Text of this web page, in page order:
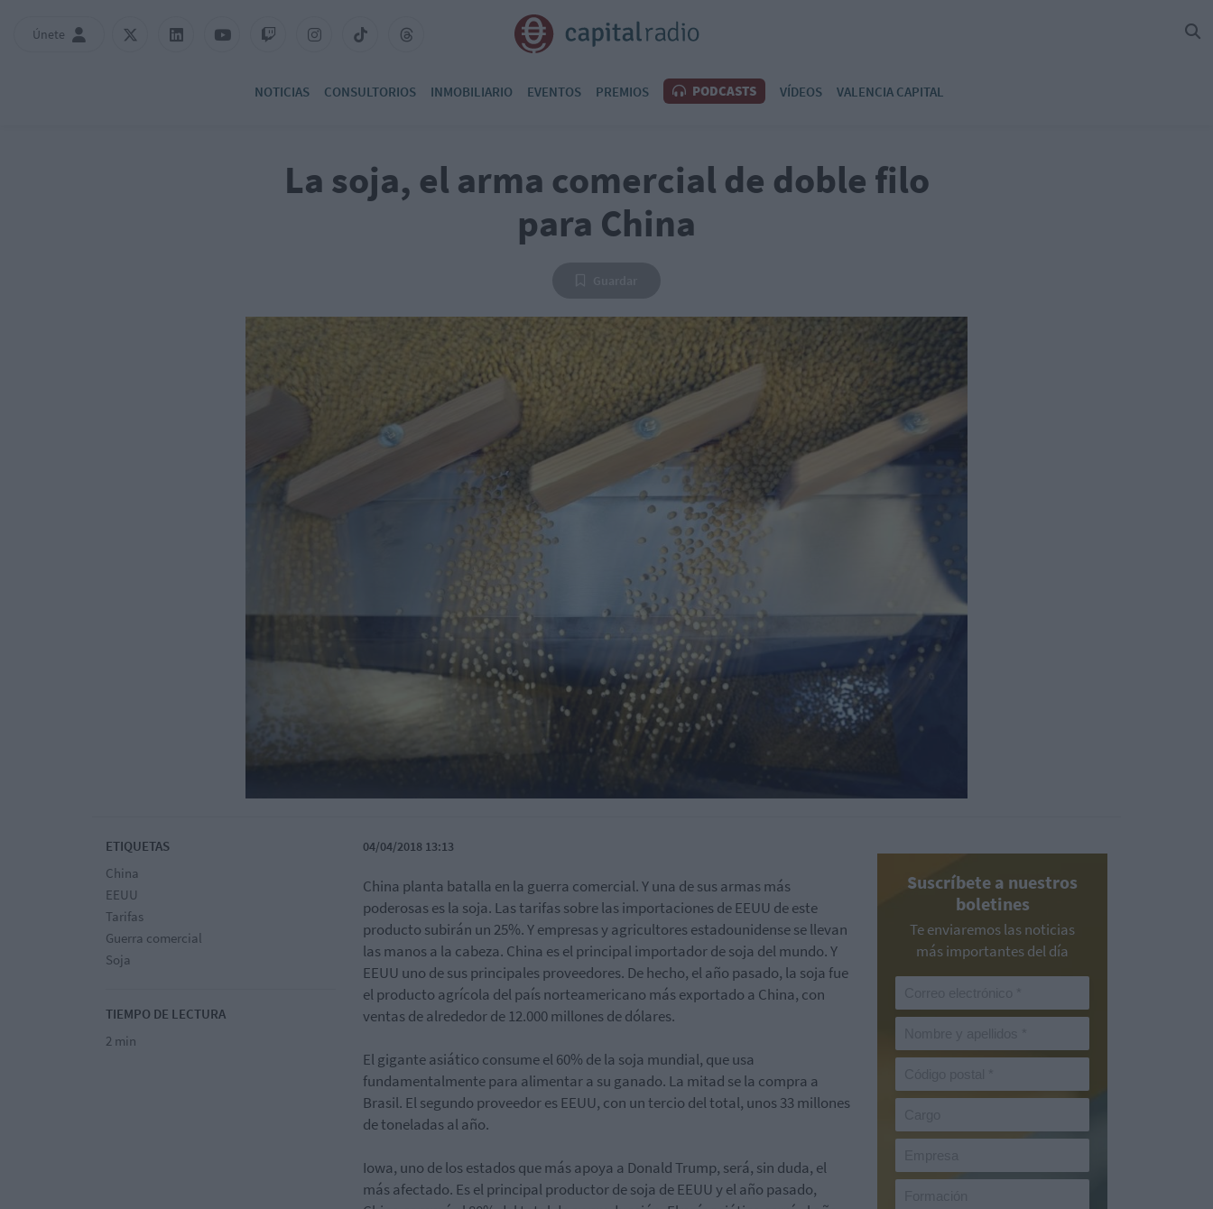
Únete
NOTICIAS CONSULTORIOS INMOBILIARIO EVENTOS PREMIOS PODCASTS VÍDEOS VALENCIA CAPITAL
La soja, el arma comercial de doble filo
para China
ETIQUETAS
China
EEUU
Tarifas
Guerra comercial
Soja
TIEMPO DE LECTURA
2 min
04/04/2018 13:13
China planta batalla en la guerra comercial. Y una de sus armas más
poderosas es la soja. Las tarifas sobre las importaciones de EEUU de este
producto subirán un 25%. Y empresas y agricultores estadounidense se llevan
las manos a la cabeza. China es el principal importador de soja del mundo. Y
EEUU uno de sus principales proveedores. De hecho, el año pasado, la soja fue
el producto agrícola del país norteamericano más exportado a China, con
ventas de alrededor de 12.000 millones de dólares.
El gigante asiático consume el 60% de la soja mundial, que usa
fundamentalmente para alimentar a su ganado. La mitad se la compra a
Brasil. El segundo proveedor es EEUU, con un tercio del total, unos 33 millones
de toneladas al año.
Iowa, uno de los estados que más apoya a Donald Trump, será, sin duda, el
más afectado. Es el principal productor de soja de EEUU y el año pasado,
Suscríbete a nuestros
boletines
Te enviaremos las noticias
más importantes del día